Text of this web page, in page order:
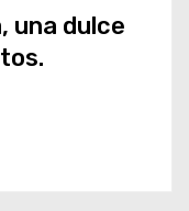
una dulce